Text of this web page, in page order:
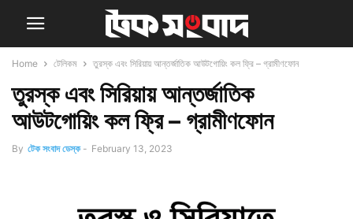
Home টেলিকম তুরস্ক এবং সিরিয়ায় আন্তর্জাতিক আউটগোয়িং কল ফ্রি – গ্রামীণফোন
তুরস্ক এবং সিরিয়ায় আন্তর্জাতিক
আউটগোয়িং কল ফ্রি – গ্রামীণফোন
By টেক সংবাদ ডেস্ক - February 13, 2023